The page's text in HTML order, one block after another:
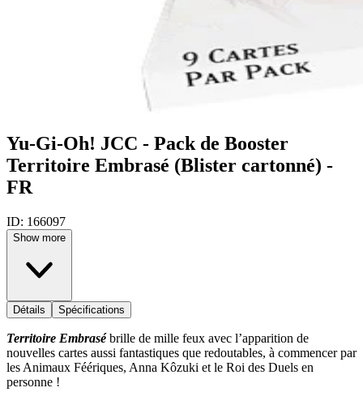
Yu-Gi-Oh! JCC - Pack de Booster
Territoire Embrasé (Blister cartonné) -
FR
ID: 166097
Show more
Détails Spécifications
Territoire Embrasébrille de mille feux avec l’apparition de
nouvelles cartes aussi fantastiques que redoutables, à commencer par
les Animaux Féériques, Anna Kôzuki et le Roi des Duels en
personne !